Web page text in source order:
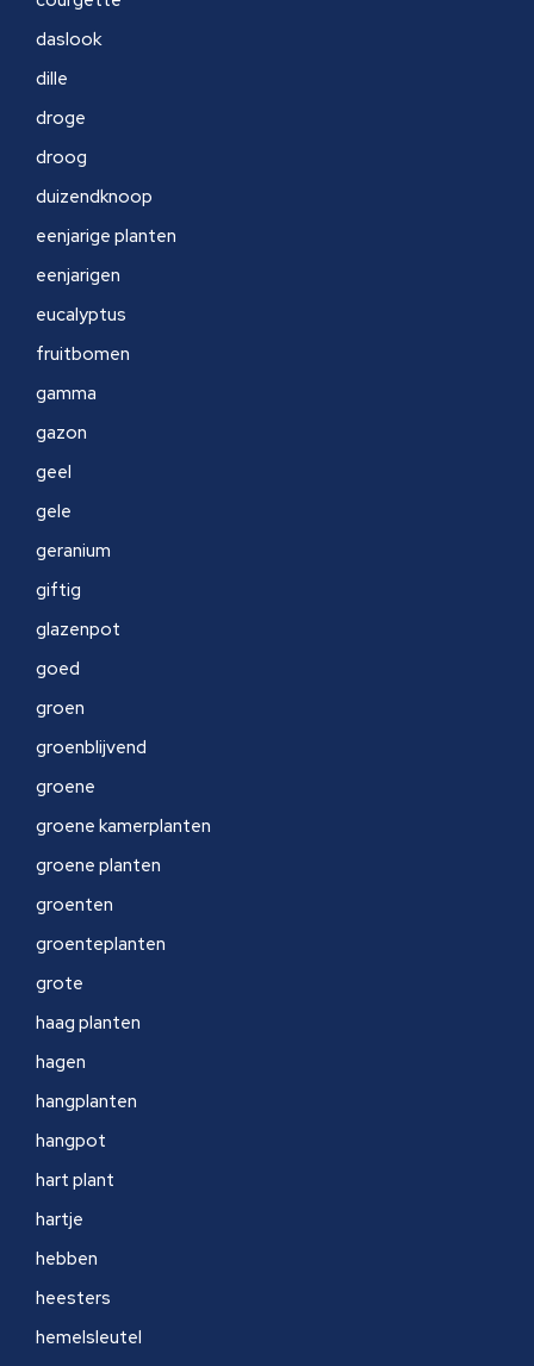
daslook
dille
droge
droog
duizendknoop
eenjarige planten
eenjarigen
eucalyptus
fruitbomen
gamma
gazon
geel
gele
geranium
giftig
glazenpot
goed
groen
groenblijvend
groene
groene kamerplanten
groene planten
groenten
groenteplanten
grote
haag planten
hagen
hangplanten
hangpot
hart plant
hartje
hebben
heesters
hemelsleutel